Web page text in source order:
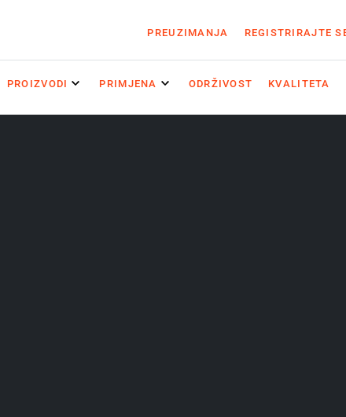
PREUZIMANJA REGISTRIRAJTE
PROIZVODI PRIMJENA ODRŽIVOST KVALITETA